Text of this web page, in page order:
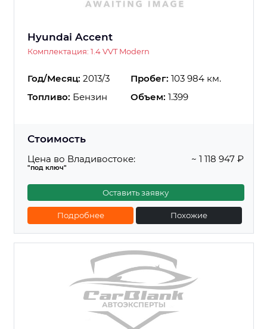
Hyundai Accent
Комплектация: 1.4 VVT Modern
Год/Месяц: 2013/3 Пробег: 103 984 км.
Топливо: Бензин Объем: 1.399
Стоимость
Цена во Владивостоке:
"под ключ"
~ 1 118 947 ₽
Оставить заявку
Подробнее Похожие